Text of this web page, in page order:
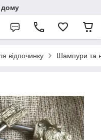
дому
відпочинку Шампури та